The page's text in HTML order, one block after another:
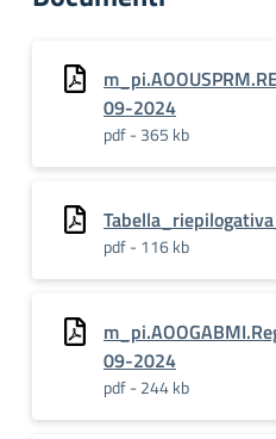
09-2024
pdf - 365 kb
pdf - 116 kb
09-2024
pdf - 244 kb